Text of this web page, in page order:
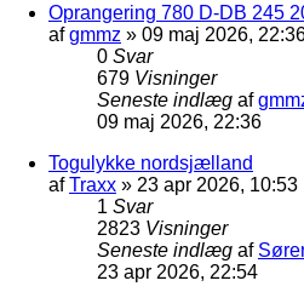
Oprangering 780 D-DB 245
afgmmz » 09 maj 2026,
0 Svar
679 Visninger
Seneste indlæg af
09 maj 2026, 22:36
Togulykke nordsjælland
afTraxx » 23 apr 2026, 10:53
1 Svar
2823 Visninger
Seneste indlæg af
23 apr 2026, 22:54